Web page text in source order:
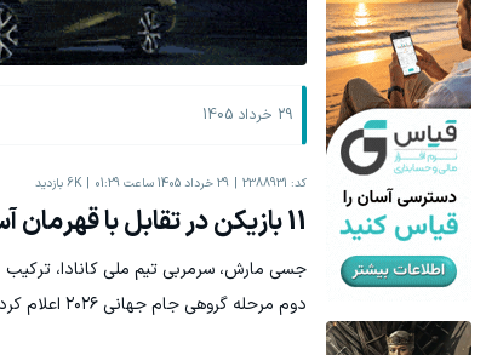
29 خرداد 1405
کد: 2388931 29 خرداد 1405 ساعت 01:29 6K بازدید
11 بازیکن در تقابل با قهرمان آسیا
جسی مارش، سرمربی تیم ملی کانادا،
دوم مرحله گروهی جام جهانی ۲۰۲۶ اعلام کرد.